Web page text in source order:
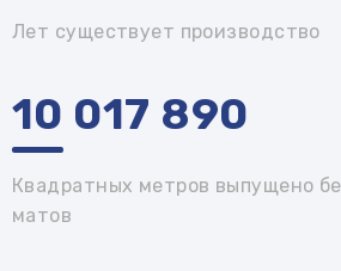
Лет существует производство
10 017 890
Квадратных метров выпущено
матов